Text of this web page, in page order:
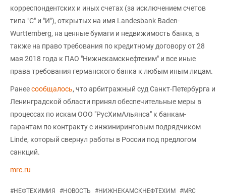
корреспондентских и иных счетах (за исключением счетов
типа "С" и "И"), открытых на имя Landesbank Baden-
Wurttemberg, на ценные бумаги и недвижимость банка, а
также на право требования по кредитному договору от 28
мая 2018 года к ПАО "Нижнекамскнефтехим" и все иные
права требования германского банка к любым иным лицам.
Ранеесообщалось, что арбитражный суд Санкт-Петербурга и
Ленинградской области принял обеспечительные меры в
процессах по искам ООО "РусХимАльянса" к банкам-
гарантам по контракту с инжиниринговым подрядчиком
Linde, который свернул работы в России под предлогом
санкций.
mrc.ru
#НЕФТЕХИМИЯ #НОВОСТЬ #НИЖНЕКАМСКНЕФТЕХИМ #MRC